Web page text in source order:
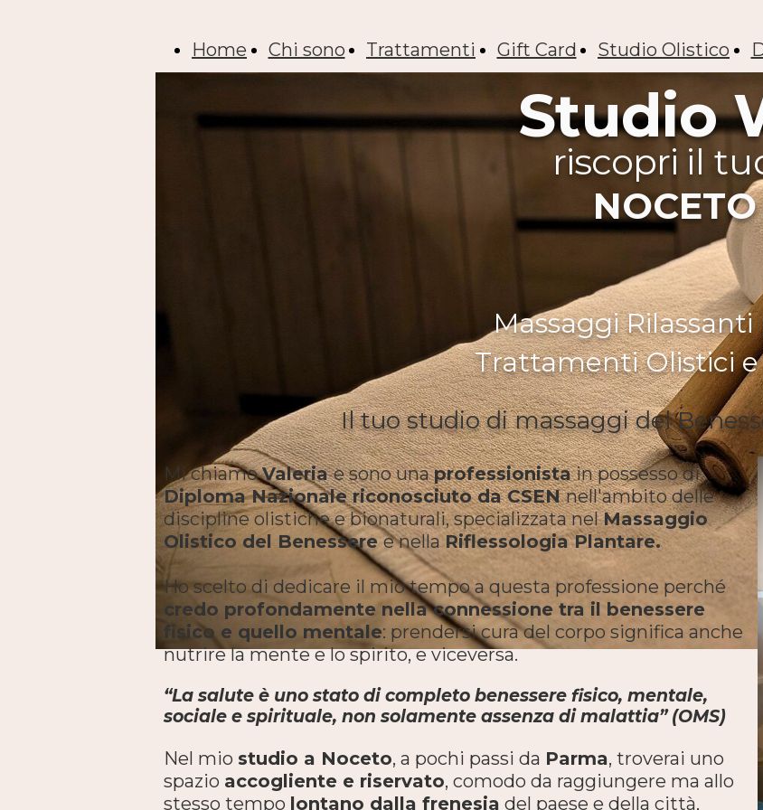
Home Chi sono Trattamenti Gift Card Studio Olistico
Studio
riscopri il
Massaggi
Trattamenti Olistici
Il tuo studio di massaggi del
Mi chiamoValeriae sono unaprofessionistain possesso di
Diploma Nazionale riconosciuto da CSENnell'ambito delle
discipline olistiche e bionaturali, specializzata nelMassaggio
Olistico del Benesseree nella Riflessologia Plantare.
Ho scelto di dedicare il mio tempo a questa professione perché
credo profondamente nella connessione tra il benessere
fisico e quello mentale: prendersi cura del corpo significa anche
nutrire la mente e lo spirito, e viceversa.
“La salute è uno stato di completo benessere fisico, mentale,
sociale e spirituale, non solamente assenza di malattia” (OMS)
Nel mio studio a Noceto, a pochi passi da Parma, troverai uno
spazio accogliente e riservato, comodo da raggiungere ma allo
stesso tempo lontano dalla frenesia del paese e della città,